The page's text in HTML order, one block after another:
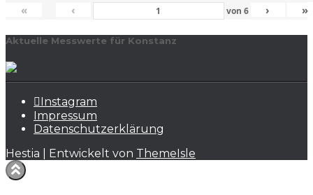
« ‹ von 6 › »
Aktuelle Messwerte für Konstanz
Instagram
Impressum
Datenschutzerklärung
Hestia | Entwickelt von ThemeIsle